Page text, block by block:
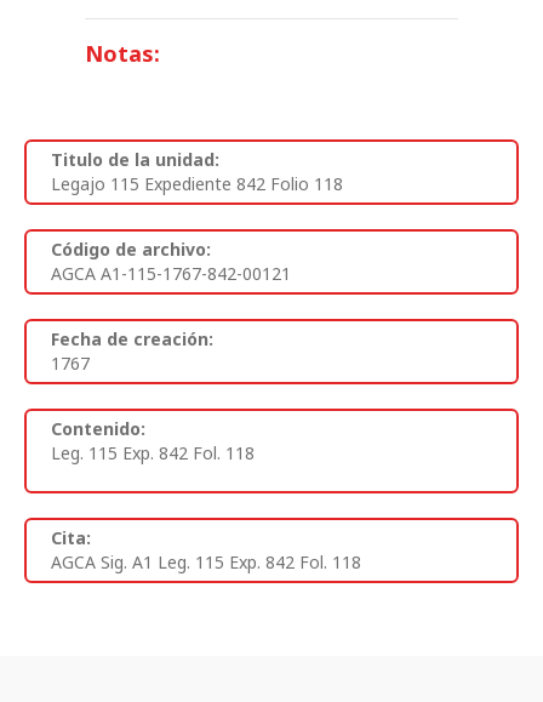
Notas:
Titulo de la unidad:
Legajo 115 Expediente 842 Folio 118
Código de archivo:
AGCA A1-115-1767-842-00121
Fecha de creación:
1767
Contenido:
Leg. 115 Exp. 842 Fol. 118
Cita:
AGCA Sig. A1 Leg. 115 Exp. 842 Fol. 118